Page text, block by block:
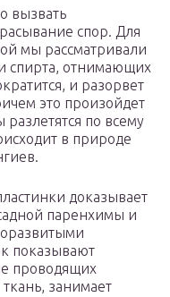
вызвать
спор. Для
мы рассматривали
спирта, отнимающих
и разорвет
это произойдет
по всему
в природе
доказывает
паренхимы и
показывают
проводящих
занимает